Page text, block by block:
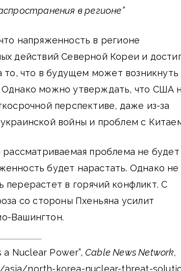
в регионе”
напряженность в регионе
действий Северной Кореи и
то, что в будущем может возникнуть
Однако можно утверждать, что США
перспективе, даже из-за
войны и проблем с
рассматриваемая проблема не будет
будет нарастать. Однако не
в горячий конфликт. С
со стороны Пхеньяна усилит
Вашингтон.
a Nuclear Power”,Cable News Network,
north-korea-nuclear-threat-